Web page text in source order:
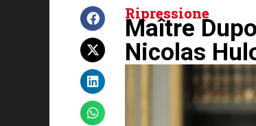
Ripressione
Maître
Nicolas